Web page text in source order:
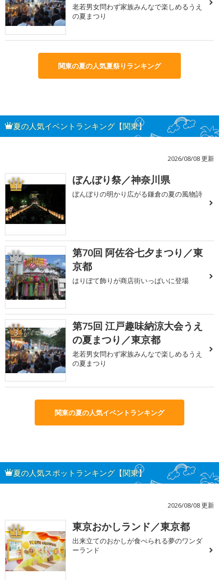
老若男女問わず家族みんなで楽しめるうえ
の夏まつり
関東の夏の人気夏祭りランキング
夏の人気イベントランキング【関東】
2026/08/08 更新
1 ぼんぼり祭／神奈川県
ぼんぼりの明かり広がる鎌倉の夏の風物詩
2
第70回 阿佐谷七夕まつり／東
京都
はりぼて飾りが商店街いっぱいに登場
3
第75回 江戸趣味納涼大会うえ
の夏まつり／東京都
老若男女問わず家族みんなで楽しめるうえ
の夏まつり
関東の夏の人気イベントランキング
夏の人気スポットランキング【関東】
2026/08/08 更新
1 東京おかしランド／東京都
出来立てのおかしが食べられる夢のワンダ
ーランド